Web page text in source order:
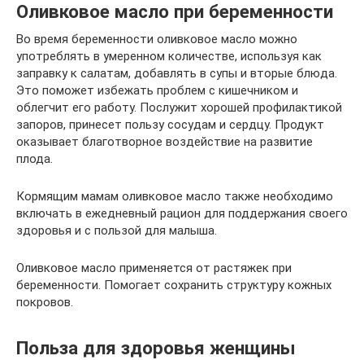
Оливковое масло при беременности
Во время беременности оливковое масло можно
употреблять в умеренном количестве, используя как
заправку к салатам, добавлять в супы и вторые блюда.
Это поможет избежать проблем с кишечником и
облегчит его работу. Послужит хорошей профилактикой
запоров, принесет пользу сосудам и сердцу. Продукт
оказывает благотворное воздействие на развитие
плода.
Кормящим мамам оливковое масло также необходимо
включать в ежедневный рацион для поддержания своего
здоровья и с пользой для малыша.
Оливковое масло применяется от растяжек при
беременности. Помогает сохранить структуру кожных
покровов.
Польза для здоровья женщины